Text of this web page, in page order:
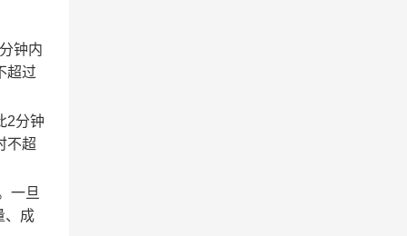
钟内
超过
2分钟
不超
一旦
、成